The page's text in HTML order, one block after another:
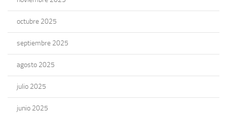
octubre 2025
septiembre 2025
agosto 2025
julio 2025
junio 2025